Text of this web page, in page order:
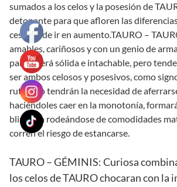
sumados a los celos y la posesión de
detonante para que afloren las
cesarán de ir en aumento.TAURO –
amables, cariñosos y con un genio de
pareja será sólida e intachable, pero
ser ambos celosos y posesivos, como
rutinario tendrán la necesidad de
haciéndoles caer en la monotonía,
blindada rodeándose de comodidades
corren el riesgo de estancarse.
TAURO – GÉMINIS: Curiosa
los celos de TAURO chocaran con la